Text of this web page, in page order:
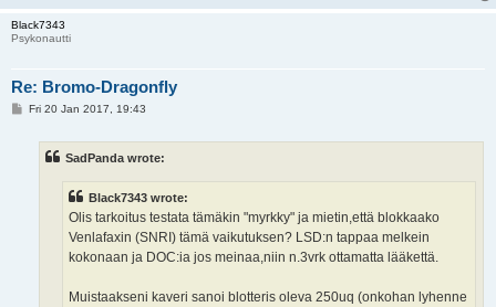
Black7343
Psykonautti
Re: Bromo-Dragonfly
PFri 20 Jan 2017, 19:43
SadPanda wrote:
Black7343 wrote:
Olis tarkoitus testata tämäkin "myrkky" ja mietin,että blokkaako
Venlafaxin (SNRI) tämä vaikutuksen? LSD:n tappaa melkein
kokonaan ja DOC:ia jos meinaa,niin n.3vrk ottamatta lääkettä.
Muistaakseni kaveri sanoi blotteris oleva 250uq (onkohan lyhenne